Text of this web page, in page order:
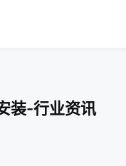
装-行业资讯